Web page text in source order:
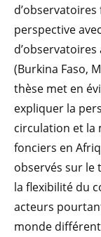
d’observatoires
perspective
(Burkina Faso,
thèse met en
expliquer la
circulation et la
fonciers en
observés sur le
la flexibilité du
acteurs
monde